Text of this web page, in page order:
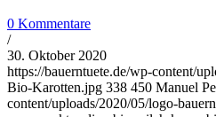
0 Kommentare
/
30. Oktober 2020
https://bauerntuete.de/wp-content/
Bio-Karotten.jpg 338 450 Manuel
content/uploads/2020/05/logo-